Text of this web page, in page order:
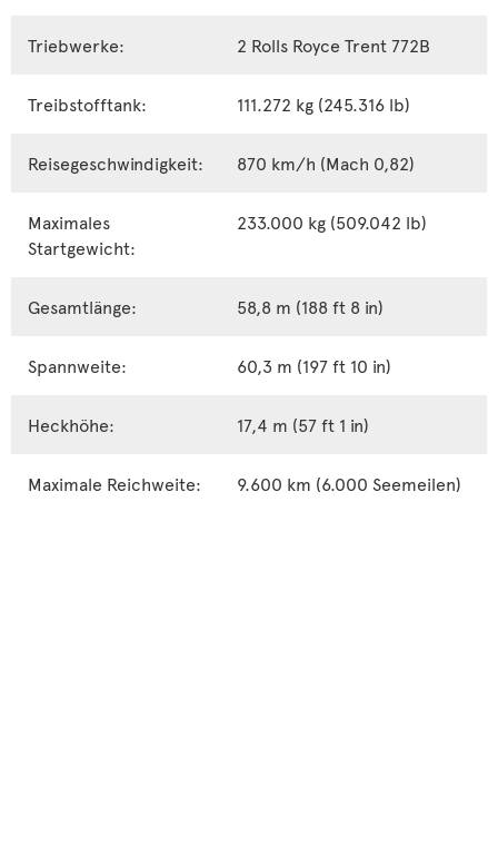
Triebwerke: 2 Rolls Royce Trent 772B
Treibstofftank: 111.272 kg (245.316 lb)
Reisegeschwindigkeit: 870 km/h (Mach 0,82)
Maximales
Startgewicht:
233.000 kg (509.042 lb)
Gesamtlänge: 58,8 m (188 ft 8 in)
Spannweite: 60,3 m (197 ft 10 in)
Heckhöhe: 17,4 m (57 ft 1 in)
Maximale Reichweite: 9.600 km (6.000 Seemeilen)